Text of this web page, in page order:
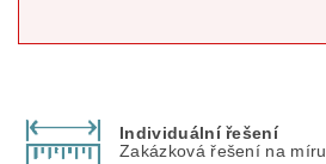
Individuální řešení
Zakázková řešení na míru